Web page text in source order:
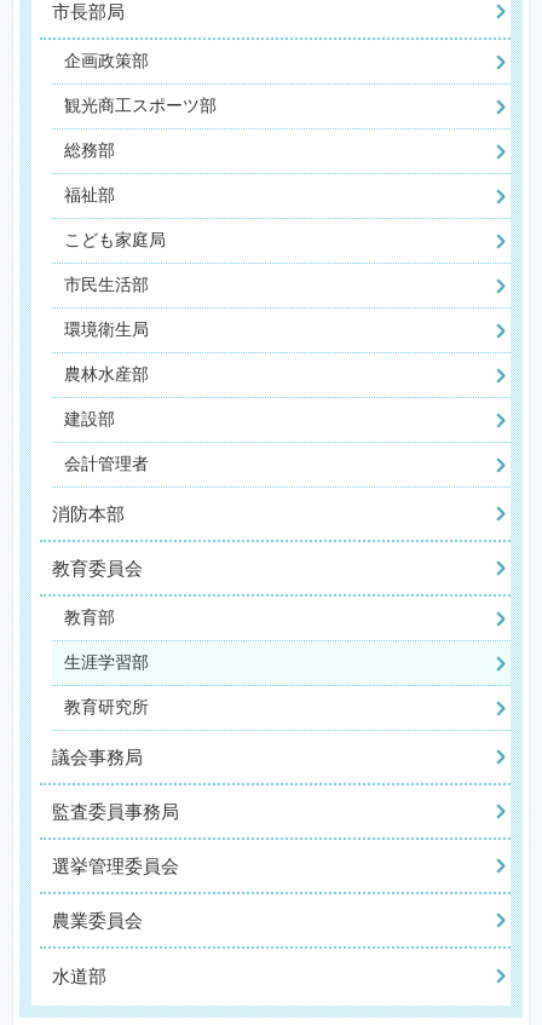
市長部局
企画政策部
観光商工スポーツ部
総務部
福祉部
こども家庭局
市民生活部
環境衛生局
農林水産部
建設部
会計管理者
消防本部
教育委員会
教育部
生涯学習部
教育研究所
議会事務局
監査委員事務局
選挙管理委員会
農業委員会
水道部